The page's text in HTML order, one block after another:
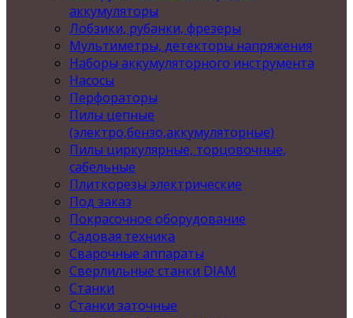
аккумуляторы
Лобзики, рубанки, фрезеры
Мультиметры, детекторы напряжения
Наборы аккумуляторного инструмента
Насосы
Перфораторы
Пилы цепные
(электро,бензо,аккумуляторные)
Пилы циркулярные, торцовочные,
сабельные
Плиткорезы электрические
Под заказ
Покрасочное оборудование
Садовая техника
Сварочные аппараты
Сверлильные станки DIAM
Станки
Станки заточные